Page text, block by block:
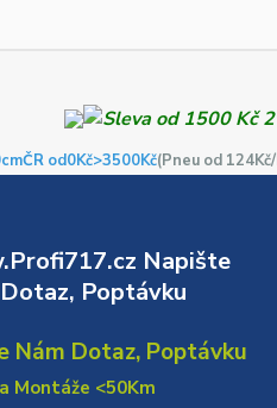
ČR od0Kč>3500Kč(Pneu od
Napište
Poptávku
Nám Dotaz, Poptávku
Montáže <50Km